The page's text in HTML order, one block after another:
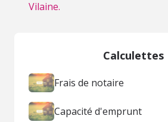
Vilaine.
Calculettes
Frais de notaire
Capacité d'emprunt